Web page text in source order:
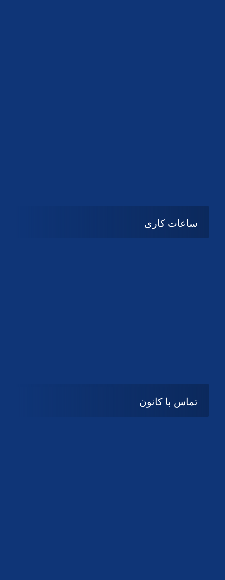
ساعات کاری
تماس با کانون